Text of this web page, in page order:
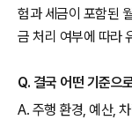
험과 세금이 포함된
금 처리 여부에 따라
Q. 결국 어떤 기준으
A. 주행 환경, 예산,